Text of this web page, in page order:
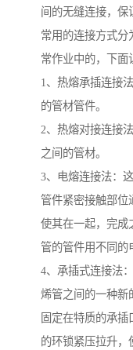
间的无缝连接，保
常用的连接方式分
常作业中的，下面
1、热熔承插连接
的管材管件。
2、热熔对接连接
之间的管材。
3、电熔连接法：
管件紧密接触部位
使其在一起，完成
管的管件用不同的
4、承插式连接法
烯管之间的一种新
固定在特质的承
的环锁紧压拉升，